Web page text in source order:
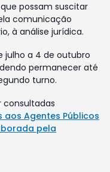
possam suscitar
comunicação
à análise jurídica.
julho a 4 de outubro
permanecer até
turno.
consultadas
Agentes Públicos
pela